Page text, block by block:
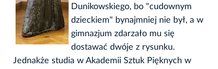
Dunikowskiego, bo "cudownym
dzieckiem" bynajmniej nie był, a w
gimnazjum zdarzało mu się
dostawać dwóje z rysunku.
Jednakże studia w Akademii Sztuk Pięknych w